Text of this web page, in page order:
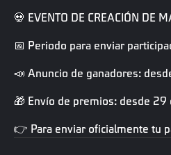
💀 EVENTO DE CREACIÓN DE
📅 Periodo para enviar
📣 Anuncio de ganadores:
🎁 Envío de premios: desde
👉 Para enviar oficialmente tu